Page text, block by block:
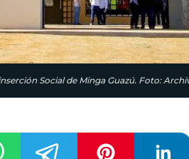
Social de Minga Guazú. Foto: